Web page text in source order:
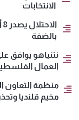
الانتخابات
بالضفة
العمال
منظمة التعاون
مخيم قلنديا